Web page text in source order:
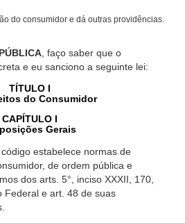
do consumidor e dá outras providências.
, faço saber que o
e eu sanciono a seguinte lei:
TÍTULO I
do Consumidor
CAPÍTULO I
Gerais
estabelece normas de
de ordem pública e
dos arts. 5°, inciso XXXII, 170,
Federal e art. 48 de suas